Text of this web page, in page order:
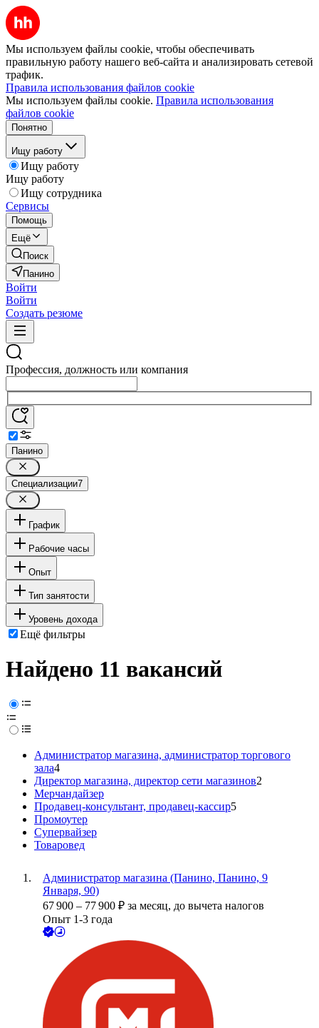
Мы используем файлы cookie, чтобы обеспечивать
правильную работу нашего веб-сайта и анализировать сетевой
трафик.
Правила использования файлов cookie
Мы используем файлы cookie. Правила использования
файлов cookie
Понятно
Ищу работу
Ищу работу
Ищу работу
Ищу сотрудника
Сервисы
Помощь
Ещё
Поиск
Панино
Войти
Войти
Создать резюме
Профессия, должность или компания
Панино
Специализации7
График
Рабочие часы
Опыт
Тип занятости
Уровень дохода
Ещё фильтры
Найдено 11 вакансий
Администратор магазина, администратор торгового
зала4
Директор магазина, директор сети магазинов2
Мерчандайзер
Продавец-консультант, продавец-кассир5
Промоутер
Супервайзер
Товаровед
Администратор магазина (Панино, Панино, 9
Января, 90)
67 900 – 77 900 ₽ за месяц, до вычета налогов
Опыт 1-3 года